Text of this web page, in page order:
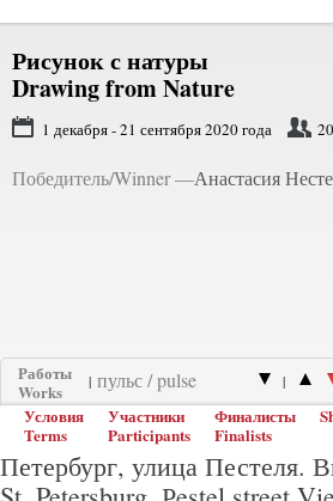
Рисунок с натуры
Drawing from Nature
1 декабря - 21 сентября 2020 года
Победитель/Winner —Анастасия
Работы
Works
| |
Условия
Terms
Участники
Participants
Финалисты
Finalists
Петербург, улица Пестеля.